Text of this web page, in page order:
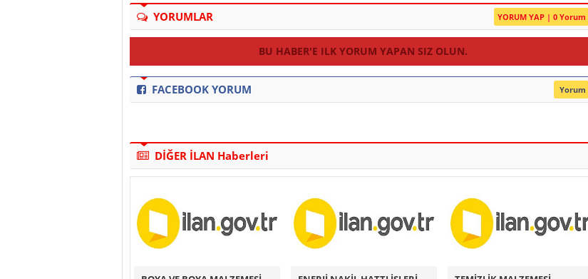
YORUMLAR YORUM YAP | 0 Yorum
BU HABER'E ILK YORUM YAPAN SIZ OLUN.
FACEBOOK YORUM Yorum
DİĞER İLAN Haberleri